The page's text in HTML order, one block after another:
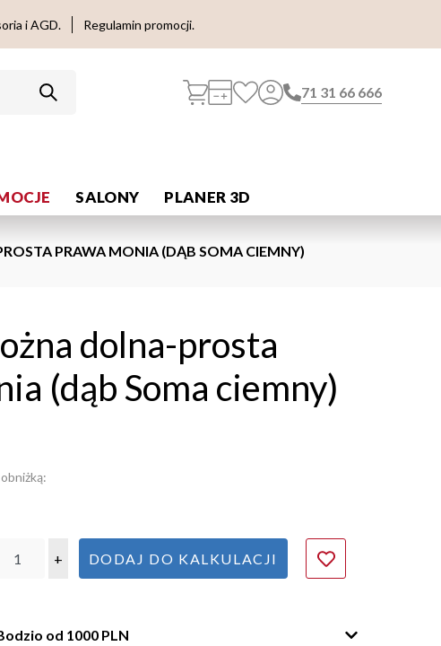
i AGD. Regulamin promocji.
71 31 66 666
SALONY PLANER 3D
PRAWA MONIA (DĄB SOMA CIEMNY)
dolna-prosta
(dąb Soma ciemny)
+ DODAJ DO KALKULACJI
od 1000 PLN